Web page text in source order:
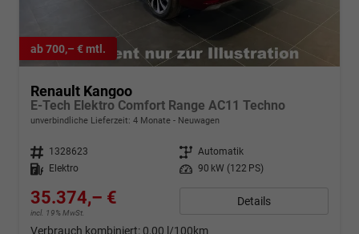
ab 700,– € mtl.
Renault Kangoo
E-Tech Elektro Comfort Range AC11 Techno
unverbindliche Lieferzeit: 4 Monate Neuwagen
Fahrzeugnr. 1328623 Getriebe Automatik
Kraftstoff
Elektro Leistung 90 kW (122 PS)
35.374,– €
incl. 19% MwSt.
Details
Verbrauch kombiniert: 0,00 l/100km